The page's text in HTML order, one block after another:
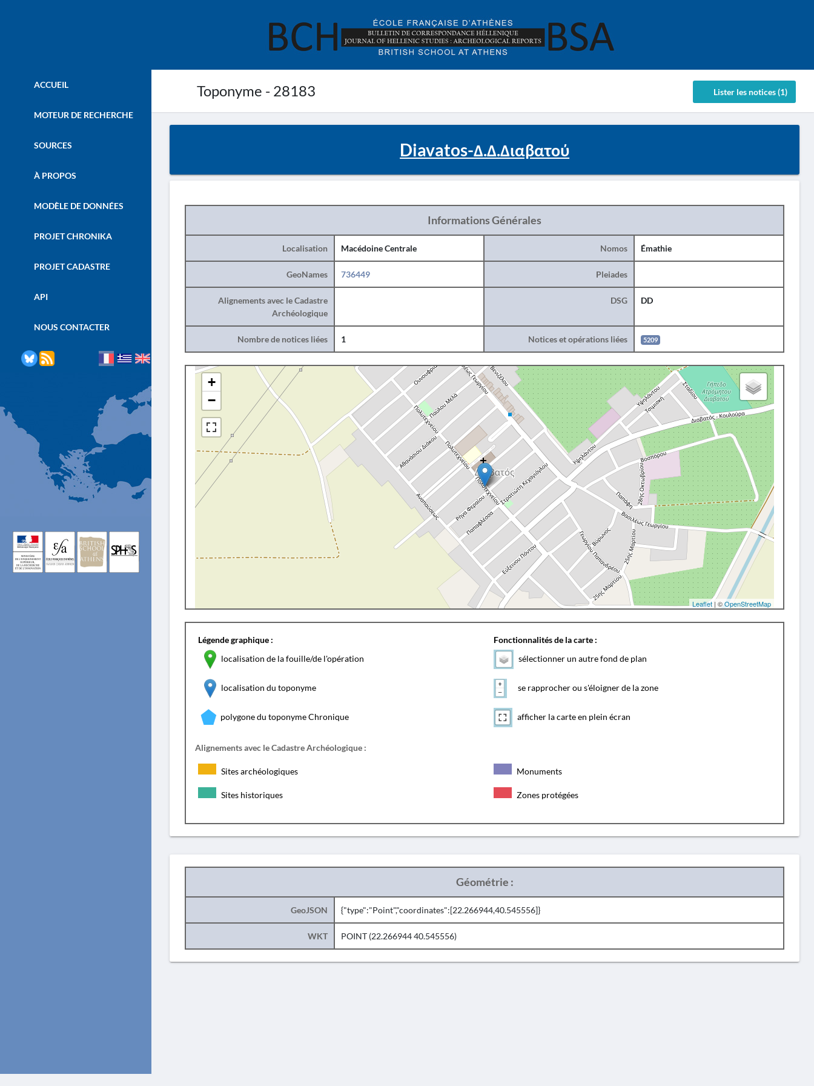
Toponyme - 28183 Lister les notices (1)
ACCUEIL
MOTEUR DE RECHERCHE
SOURCES
À PROPOS
MODÈLE DE DONNÉES
PROJET CHRONIKA
PROJET CADASTRE
API
NOUS CONTACTER
Diavatos-Δ.Δ.Διαβατού
Informations Générales
Localisation Macédoine Centrale Nomos Émathie
GeoNames 736449 Pleiades
Alignements avec le Cadastre
Archéologique
DSG DD
Nombre de notices liées 1 Notices et opérations liées 5209
+
−
Leaflet | ©OpenStreetMap
Légende graphique :
localisation de la fouille/de l'opération
localisation du toponyme
polygone du toponyme Chronique
Fonctionnalités de la carte :
sélectionner un autre fond de plan
se rapprocher ou s'éloigner de la zone
afficher la carte en plein écran
Alignements avec le Cadastre Archéologique :
Sites archéologiques Monuments
Sites historiques Zones protégées
Géométrie :
GeoJSON {"type":"Point","coordinates":[22.266944,40.545556]}
WKT POINT (22.266944 40.545556)